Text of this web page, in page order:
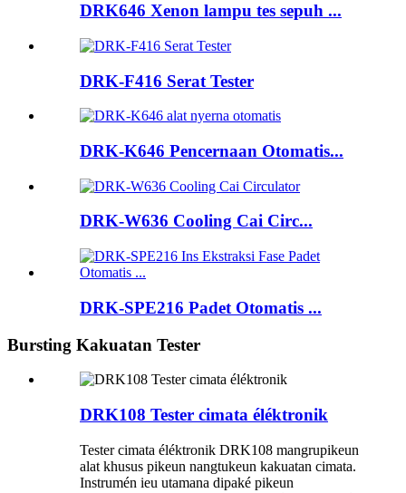
DRK646 Xenon lampu tes sepuh ...
DRK-F416 Serat Tester
DRK-K646 Pencernaan Otomatis...
DRK-W636 Cooling Cai Circ...
DRK-SPE216 Padet Otomatis ...
Bursting Kakuatan Tester
DRK108 Tester cimata éléktronik
Tester cimata éléktronik DRK108 mangrupikeun
alat khusus pikeun nangtukeun kakuatan cimata.
Instrumén ieu utamana dipaké pikeun